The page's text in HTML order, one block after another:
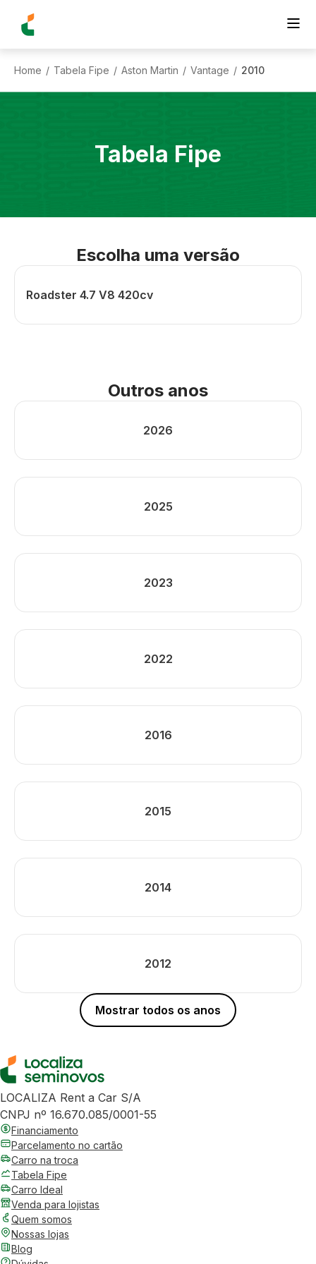
Home / Tabela Fipe / Aston Martin / Vantage / 2010
Tabela Fipe
Escolha uma versão
Roadster 4.7 V8 420cv
Outros anos
2026
2025
2023
2022
2016
2015
2014
2012
Mostrar todos os anos
LOCALIZA Rent a Car S/A
CNPJ nº 16.670.085/0001-55
Financiamento
Parcelamento no cartão
Carro na troca
Tabela Fipe
Carro Ideal
Venda para lojistas
Quem somos
Nossas lojas
Blog